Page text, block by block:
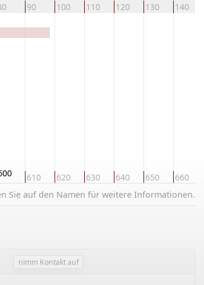
90 100 110 120 130 140
610 620 630 640 650 660
Sie auf den Namen für weitere Informationen.
nimm Kontakt auf